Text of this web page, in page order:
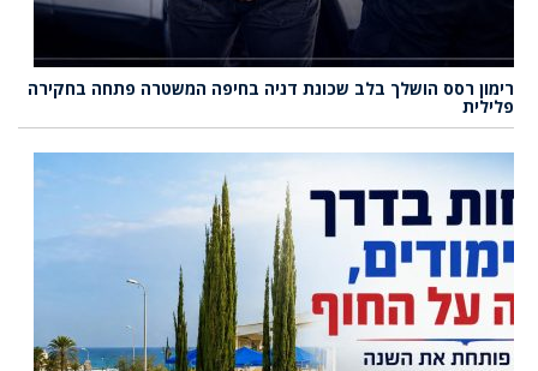
רימון רסס הושלך בלב שכונת דניה בחיפה המשטרה פתחה בחקירה
פלילית